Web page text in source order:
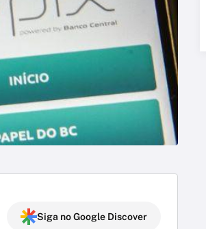
Siga no Google Discover